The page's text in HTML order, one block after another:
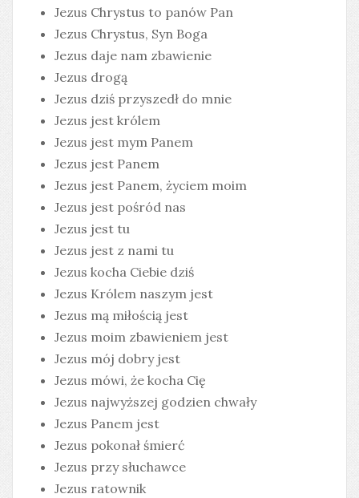
Jezus Chrystus to panów Pan
Jezus Chrystus, Syn Boga
Jezus daje nam zbawienie
Jezus drogą
Jezus dziś przyszedł do mnie
Jezus jest królem
Jezus jest mym Panem
Jezus jest Panem
Jezus jest Panem, życiem moim
Jezus jest pośród nas
Jezus jest tu
Jezus jest z nami tu
Jezus kocha Ciebie dziś
Jezus Królem naszym jest
Jezus mą miłością jest
Jezus moim zbawieniem jest
Jezus mój dobry jest
Jezus mówi, że kocha Cię
Jezus najwyższej godzien chwały
Jezus Panem jest
Jezus pokonał śmierć
Jezus przy słuchawce
Jezus ratownik